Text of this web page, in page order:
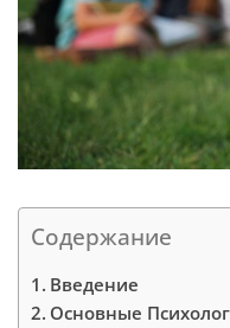
Содержание
Введение
Основные